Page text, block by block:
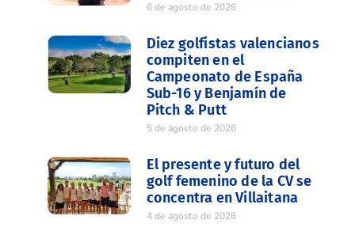
6 de agosto de 2026
Diez golfistas valencianos
compiten en el
Campeonato de España
Sub-16 y Benjamín de
Pitch & Putt
5 de agosto de 2026
El presente y futuro del
golf femenino de la CV se
concentra en Villaitana
4 de agosto de 2026